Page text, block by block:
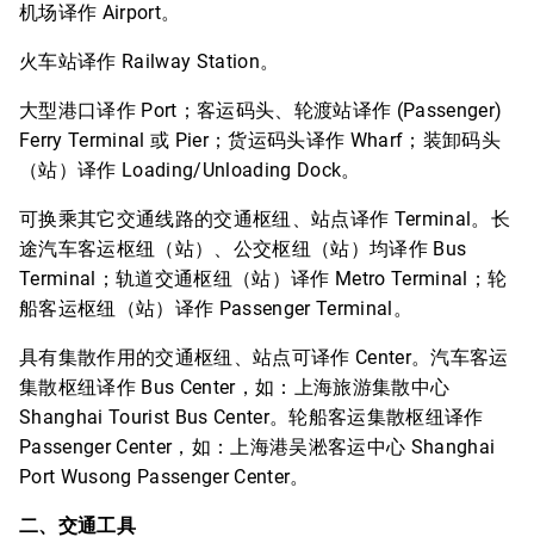
机场译作 Airport。
火车站译作 Railway Station。
大型港口译作 Port；客运码头、轮渡站译作 (Passenger)
Ferry Terminal 或 Pier；货运码头译作 Wharf；装卸码头
（站）译作 Loading/Unloading Dock。
可换乘其它交通线路的交通枢纽、站点译作 Terminal。长
途汽车客运枢纽（站）、公交枢纽（站）均译作 Bus
Terminal；轨道交通枢纽（站）译作 Metro Terminal；轮
船客运枢纽（站）译作 Passenger Terminal。
具有集散作用的交通枢纽、站点可译作 Center。汽车客运
集散枢纽译作 Bus Center，如：上海旅游集散中心
Shanghai Tourist Bus Center。轮船客运集散枢纽译作
Passenger Center，如：上海港吴淞客运中心 Shanghai
Port Wusong Passenger Center。
二、交通工具